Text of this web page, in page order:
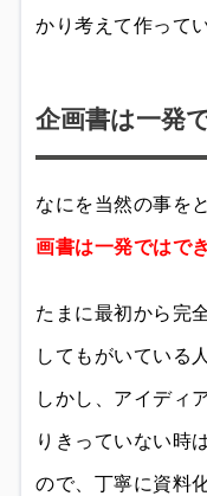
かり考えて作って
企画書は一発
なにを当然の事を
画書は一発ではで
たまに最初から完
してもがいている
しかし、アイディ
りきっていない時
ので、丁寧に資料